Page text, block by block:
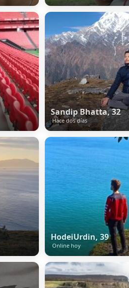
Sandip Bhatta, 32
Hace dos días
HodeiUrdin, 39
Online hoy